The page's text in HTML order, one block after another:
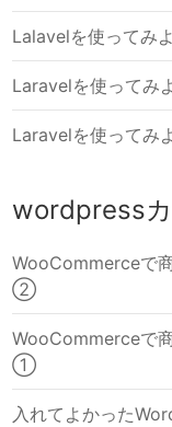
Lalavelを使ってみ
Laravelを使ってみ
Laravelを使ってみ
wordpress
WooCommerceで
②
WooCommerceで
①
入れてよかった